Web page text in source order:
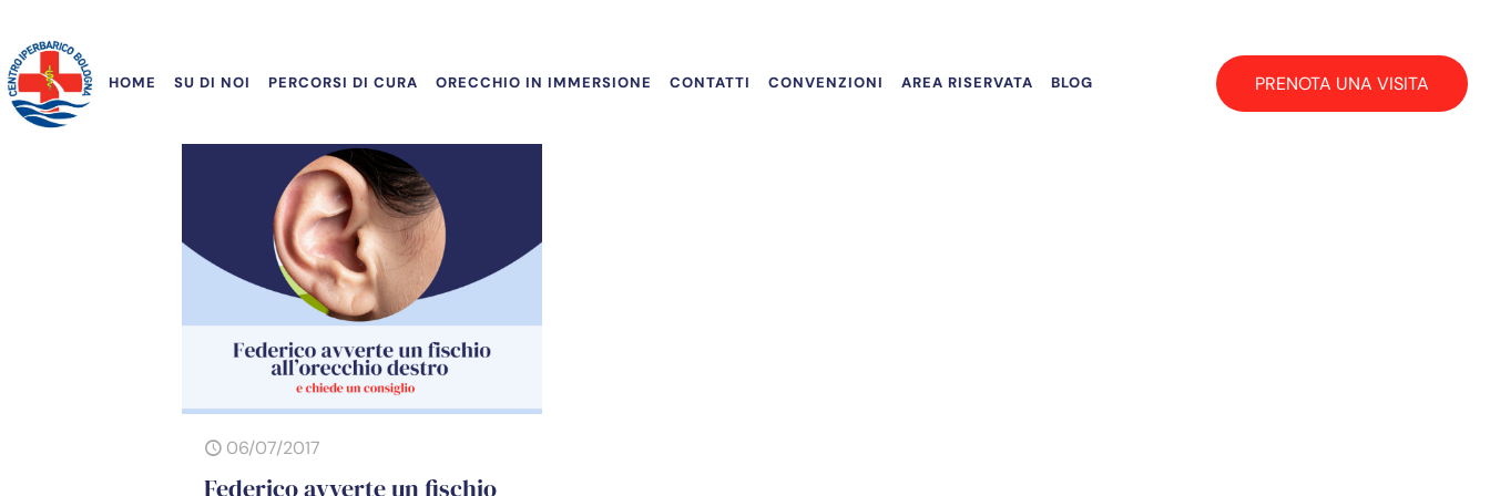
HOME SU DI NOI PERCORSI DI CURA ORECCHIO IN IMMERSIONE CONTATTI CONVENZIONI AREA RISERVATA BLOG PRENOTA UNA VISITA
06/07/2017
Federico avverte un fischio